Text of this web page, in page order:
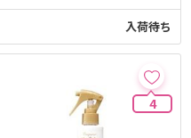
入荷待ち
4